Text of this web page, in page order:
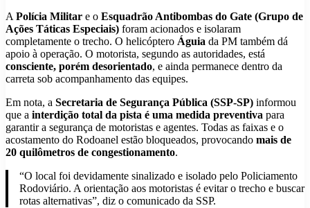
A Polícia Militar e o Esquadrão Antibombas do Gate (Grupo de
Ações Táticas Especiais) foram acionados e isolaram
completamente o trecho. O helicóptero Águia da PM também dá
apoio à operação. O motorista, segundo as autoridades, está
consciente, porém desorientado, e ainda permanece dentro da
carreta sob acompanhamento das equipes.
Em nota, a Secretaria de Segurança Pública (SSP-SP) informou
que a interdição total da pista é uma medida preventiva para
garantir a segurança de motoristas e agentes. Todas as faixas e o
acostamento do Rodoanel estão bloqueados, provocando mais de
20 quilômetros de congestionamento.
“O local foi devidamente sinalizado e isolado pelo Policiamento
Rodoviário. A orientação aos motoristas é evitar o trecho e buscar
rotas alternativas”, diz o comunicado da SSP.